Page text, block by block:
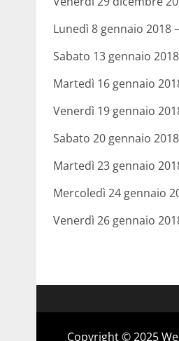
Lunedì 8 gennaio 2018
Sabato 13 gennaio
Martedì 16 gennaio
Venerdì 19 gennaio
Sabato 20 gennaio
Martedì 23 gennaio
Mercoledì 24 gennaio
Venerdì 26 gennaio
Copyright © 2025